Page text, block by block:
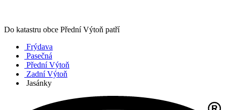
Do katastru obce Přední Výtoň patří
Frýdava
Pasečná
Přední Výtoň
Zadní Výtoň
Jasánky